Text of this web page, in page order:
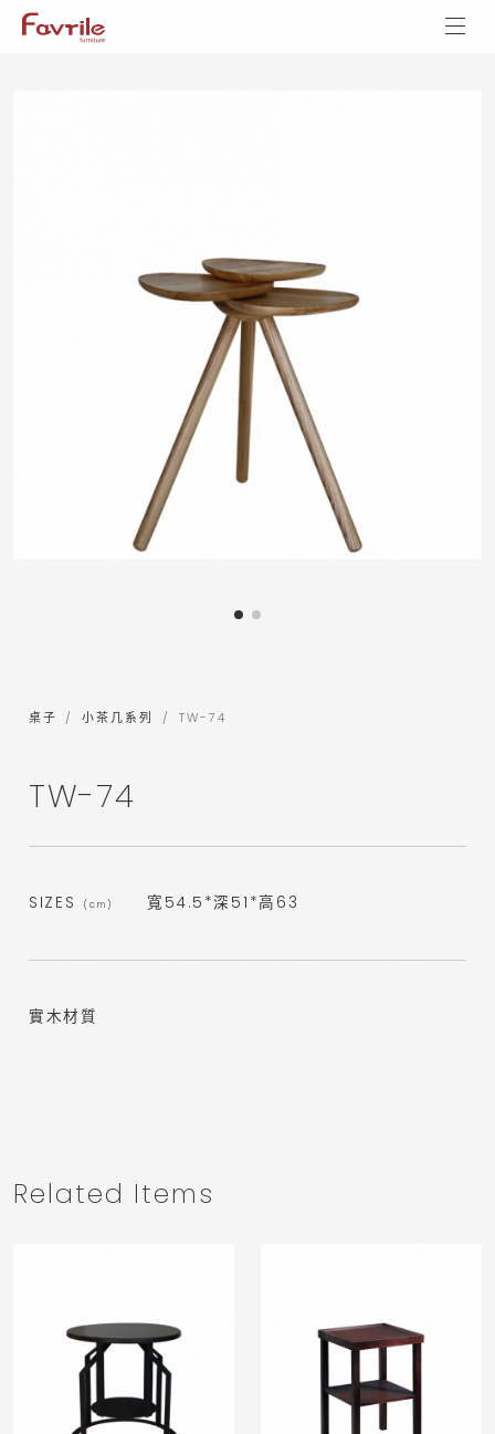
桌子 小茶几系列 TW-74
TW-74
SIZES (cm) 寬54.5*深51*高63
實木材質
Related Items